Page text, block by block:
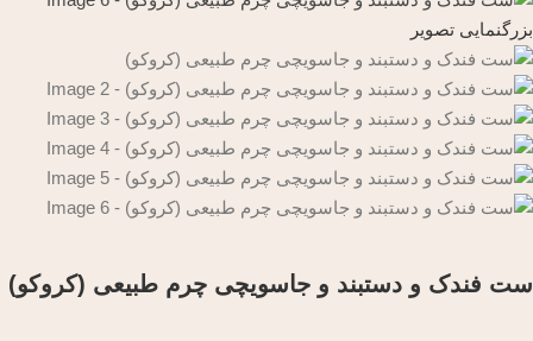
بزرگنمایی تصویر
ست فندک و دستبند و جاسویچی چرم طبیعی (کروکو)